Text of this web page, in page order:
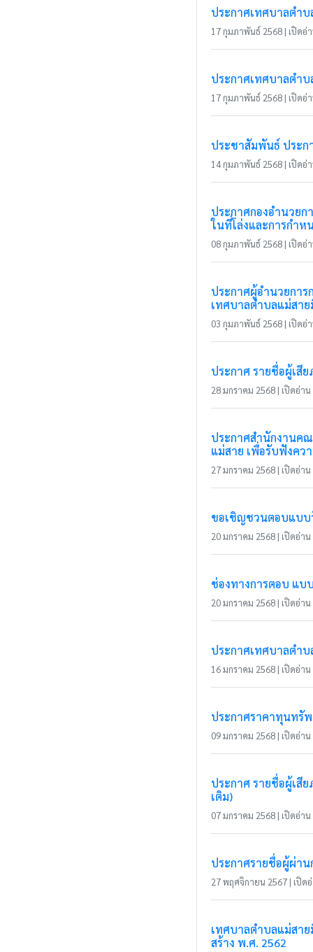
ประกาศเทศบาลตำ
17 กุมภาพันธ์ 2568 | เปิดอ่
ประกาศเทศบาลตำ
17 กุมภาพันธ์ 2568 | เปิดอ่
ประชาสัมพันธ์ ประ
14 กุมภาพันธ์ 2568 | เปิดอ่
ประกาศกองอำนวยก
ในที่โล่งและการกำห
08 กุมภาพันธ์ 2568 | เปิดอ่
ประกาศผู้อำนวยการ
เทศบาลตำบลแม่สา
03 กุมภาพันธ์ 2568 | เปิดอ่
ประกาศ รายชื่อผู้เสี
28 มกราคม 2568 | เปิดอ่าน
ประกาศสำนักงานคณ
แม่สาย เพื่อรับฟังคว
27 มกราคม 2568 | เปิดอ่าน
ขอเชิญชวนตอบแบบ
20 มกราคม 2568 | เปิดอ่าน
ช่องทางการตอบ แบ
20 มกราคม 2568 | เปิดอ่าน
ประกาศเทศบาลตำ
16 มกราคม 2568 | เปิดอ่าน
ประกาศราคาทุนทรั
09 มกราคม 2568 | เปิดอ่าน
ประกาศ รายชื่อผู้เสี
เติม)
07 มกราคม 2568 | เปิดอ่าน
ประกาศรายชื่อผู้ผ่า
27 พฤศจิกายน 2567 | เปิด
เทศบาลตำบลแม่สา
สร้าง พ.ศ. 2562